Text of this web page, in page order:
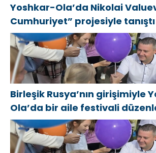
Yoshkar-Ola’da Nikolai
Cumhuriyet” projesiyle tanıştı
Birleşik Rusya’nın girişimiyle
Ola’da bir aile festivali